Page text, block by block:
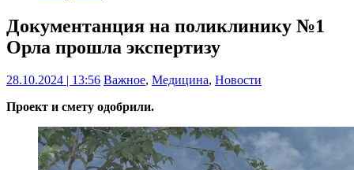
Документанция на поликлинику №1
Орла прошла экспертизу
28.10.2024 | 13:56 Важное, Медицина, Новости
Проект и смету одобрили.